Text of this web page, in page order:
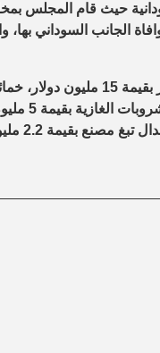
حيث قام المجلس
الجانب السوداني بها،